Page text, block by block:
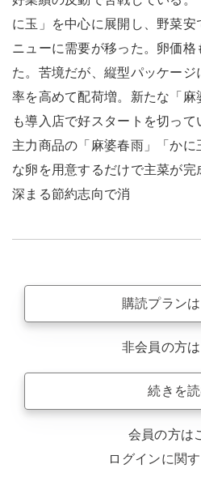
に玉」を中心に展開し、野菜安
ニューに需要が移った。卵価
た。苦境だが、縦型パッケー
率を高めて配荷増。新たな「
も導入店で好スタートを切って
主力商品の「麻婆春雨」「か
な卵を用意するだけで主菜が完
深まる節約志向で消
購読プラン
非会員の方
続きを
会員の方は
ログインに関